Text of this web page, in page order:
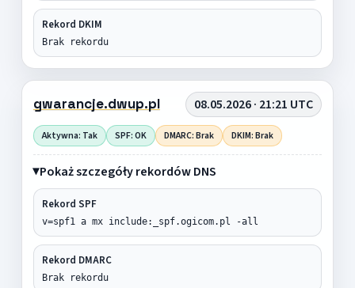
Rekord DKIM
Brak rekordu
gwarancje.dwup.pl 08.05.2026 · 21:21 UTC
Aktywna: Tak SPF: OK DMARC: Brak DKIM: Brak
Pokaż szczegóły rekordów DNS
Rekord SPF
v=spf1 a mx include:_spf.ogicom.pl -all
Rekord DMARC
Brak rekordu